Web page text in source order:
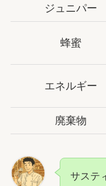
ジュニパー
蜂蜜
エネルギー
廃棄物
サステ